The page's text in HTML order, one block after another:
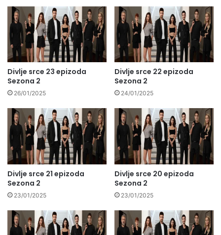
Divlje srce 23 epizoda
Sezona 2
26/01/2025
Divlje srce 22 epizoda
Sezona 2
24/01/2025
Divlje srce 21 epizoda
Sezona 2
23/01/2025
Divlje srce 20 epizoda
Sezona 2
23/01/2025